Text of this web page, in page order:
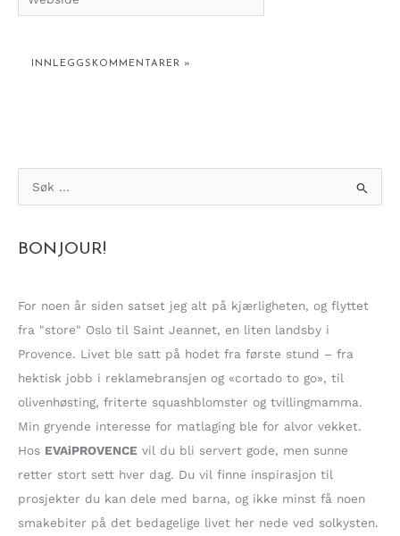
ø
e
t
e
r
:
BONJOUR!
For noen år siden satset jeg alt på kjærligheten, og flyttet
fra "store" Oslo til Saint Jeannet, en liten landsby i
Provence. Livet ble satt på hodet fra første stund – fra
hektisk jobb i reklamebransjen og «cortado to go», til
olivenhøsting, friterte squashblomster og tvillingmamma.
Min gryende interesse for matlaging ble for alvor vekket.
Hos EVAiPROVENCE vil du bli servert gode, men sunne
retter stort sett hver dag. Du vil finne inspirasjon til
prosjekter du kan dele med barna, og ikke minst få noen
smakebiter på det bedagelige livet her nede ved solkysten.